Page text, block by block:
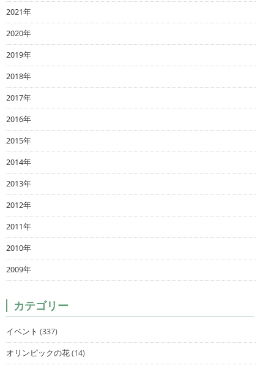
2021年
2020年
2019年
2018年
2017年
2016年
2015年
2014年
2013年
2012年
2011年
2010年
2009年
カテゴリー
イベント (337)
オリンピックの花(14)